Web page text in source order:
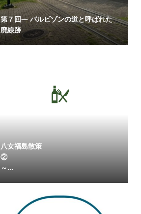
第７回― バルビゾンの道と呼ばれた
廃線跡
八女福島散策
②
～...